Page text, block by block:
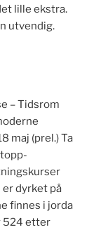
lille ekstra.
utvendig.
– Tidsrom
maj (prel.) Ta
er dyrket på
finnes i jorda
524 etter